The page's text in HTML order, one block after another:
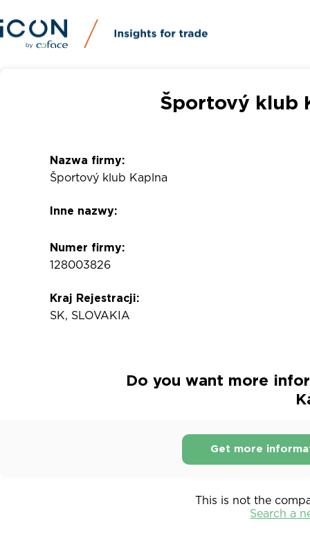
Športový klub
Nazwa firmy:
Športový klub Kaplna
Inne nazwy:
Numer firmy:
128003826
Kraj Rejestracji:
SK, SLOVAKIA
Do you want more
Get more
This is not the
Search a